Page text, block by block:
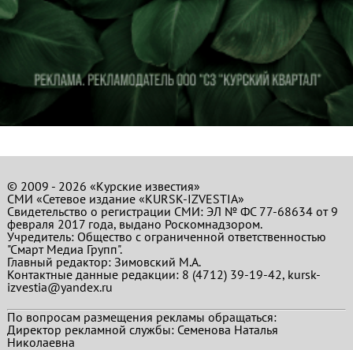
© 2009 - 2026 «Курские известия»
СМИ «Сетевое издание «KURSK-IZVESTIA»
Свидетельство о регистрации СМИ: ЭЛ № ФС 77-68634 от 9
февраля 2017 года, выдано Роскомнадзором.
Учредитель: Общество с ограниченной ответственностью
"Смарт Медиа Групп".
Главный редактор:Зимовский М.А.
Контактные данные редакции: 8 (4712) 39-19-42, kursk-
izvestia@yandex.ru
По вопросам размещения рекламы обращаться:
Директор рекламной службы: Семенова Наталья
Николаевна